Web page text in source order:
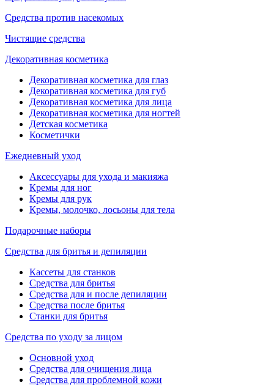
Средства против насекомых
Чистящие средства
Декоративная косметика
Декоративная косметика для глаз
Декоративная косметика для губ
Декоративная косметика для лица
Декоративная косметика для ногтей
Детская косметика
Косметички
Ежедневный уход
Аксессуары для ухода и макияжа
Кремы для ног
Кремы для рук
Кремы, молочко, лосьоны для тела
Подарочные наборы
Средства для бритья и депиляции
Кассеты для станков
Средства для бритья
Средства для и после депиляции
Средства после бритья
Станки для бритья
Средства по уходу за лицом
Основной уход
Средства для очищения лица
Средства для проблемной кожи